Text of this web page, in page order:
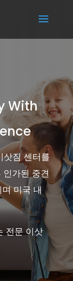
With
삿짐 센터를
가된 중견
미국 내
전문 이삿